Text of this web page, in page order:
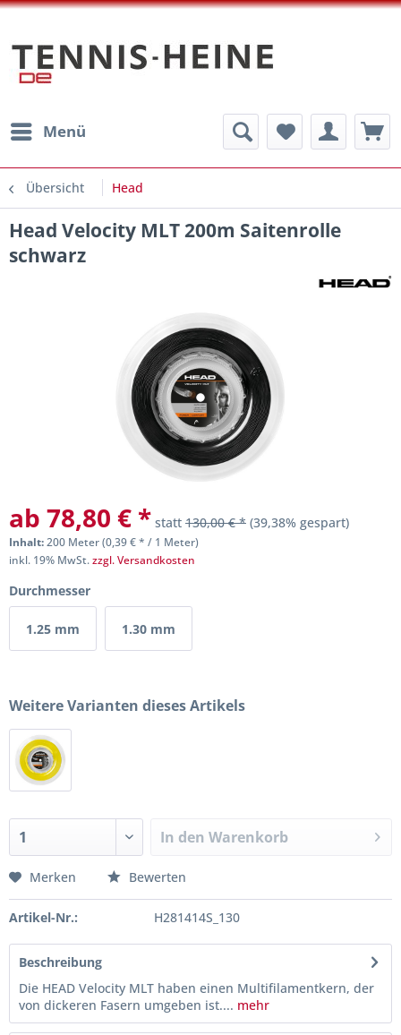
Menü
Übersicht Head
Head Velocity MLT 200m Saitenrolle
schwarz
ab 78,80 € * statt 130,00 € * (39,38% gespart)
Inhalt:200 Meter (0,39 € * / 1 Meter)
inkl. 19% MwSt.zzgl. Versandkosten
Durchmesser
1.25 mm 1.30 mm
Weitere Varianten dieses Artikels
In den Warenkorb
Merken Bewerten
Artikel-Nr.: H281414S_130
Beschreibung
Die HEAD Velocity MLT haben einen Multifilamentkern, der
von dickeren Fasern umgeben ist.... mehr